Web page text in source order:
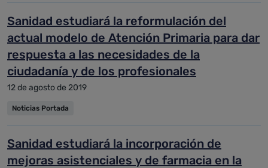
Sanidad estudiará la reformulación del
actual modelo de Atención Primaria para dar
respuesta a las necesidades de la
ciudadanía y de los profesionales
12 de agosto de 2019
Noticias Portada
Sanidad estudiará la incorporación de
mejoras asistenciales y de farmacia en la